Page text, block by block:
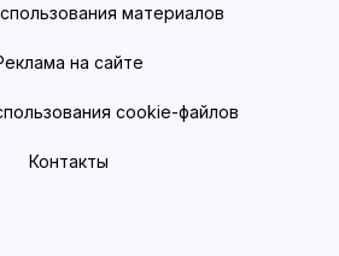
материалов
на сайте
cookie-файлов
Контакты